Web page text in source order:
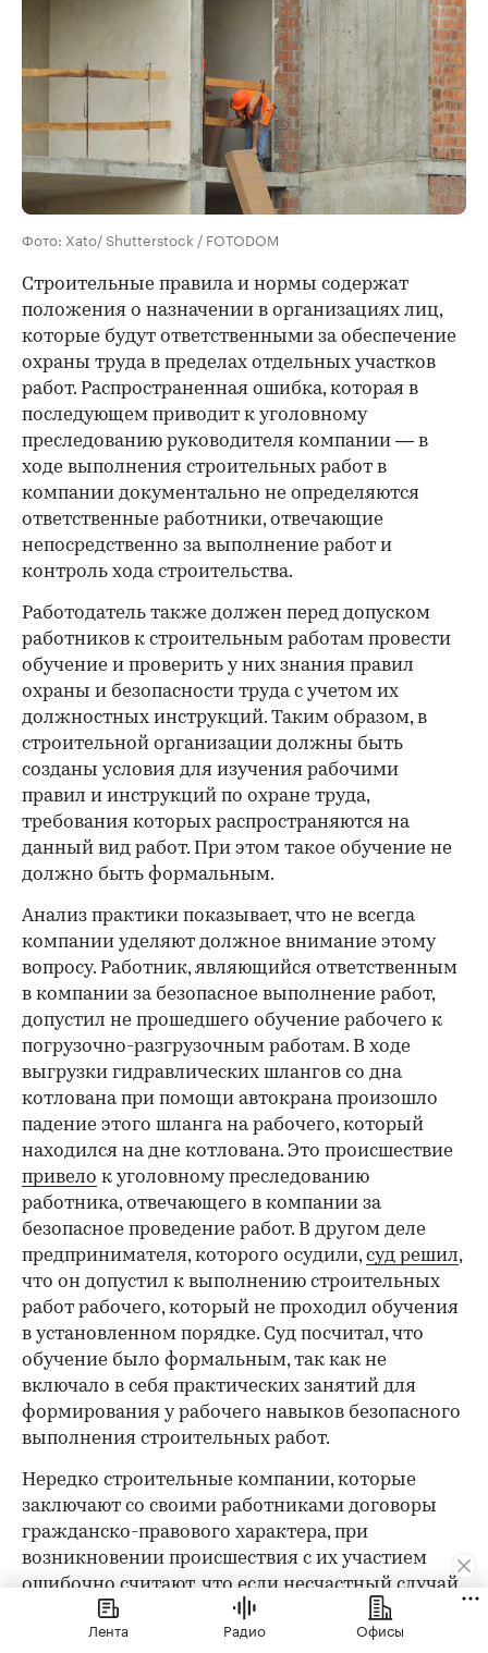
Фото: Xato/ Shutterstock / FOTODOM
Строительные правила и нормы содержат
положения о назначении в организациях лиц,
которые будут ответственными за обеспечение
охраны труда в пределах отдельных участков
работ. Распространенная ошибка, которая в
последующем приводит к уголовному
преследованию руководителя компании — в
ходе выполнения строительных работ в
компании документально не определяются
ответственные работники, отвечающие
непосредственно за выполнение работ и
контроль хода строительства.
Работодатель также должен перед допуском
работников к строительным работам провести
обучение и проверить у них знания правил
охраны и безопасности труда с учетом их
должностных инструкций. Таким образом, в
строительной организации должны быть
созданы условия для изучения рабочими
правил и инструкций по охране труда,
требования которых распространяются на
данный вид работ. При этом такое обучение не
должно быть формальным.
Анализ практики показывает, что не всегда
компании уделяют должное внимание этому
вопросу. Работник, являющийся ответственным
в компании за безопасное выполнение работ,
допустил не прошедшего обучение рабочего к
погрузочно-разгрузочным работам. В ходе
выгрузки гидравлических шлангов со дна
котлована при помощи автокрана произошло
падение этого шланга на рабочего, который
находился на дне котлована. Это происшествие
привело к уголовному преследованию
работника, отвечающего в компании за
безопасное проведение работ. В другом деле
предпринимателя, которого осудили,суд решил,
что он допустил к выполнению строительных
работ рабочего, который не проходил обучения
в установленном порядке. Суд посчитал, что
обучение было формальным, так как не
включало в себя практических занятий для
формирования у рабочего навыков безопасного
выполнения строительных работ.
Нередко строительные компании, которые
заключают со своими работниками договоры
гражданско-правового характера, при
возникновении происшествия с их участием
ошибочно считают, что если несчастный случай
произошел с рабочим, который выполнял
работы на основании гражданско-правового
Лента Радио Офисы